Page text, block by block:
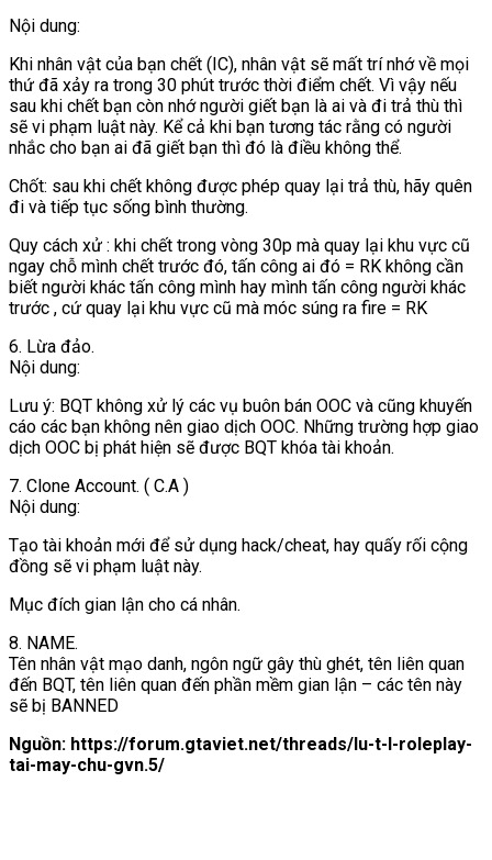
Nội dung:
Khi nhân vật của bạn chết (IC), nhân vật sẽ mất trí nhớ về mọi
thứ đã xảy ra trong 30 phút trước thời điểm chết. Vì vậy nếu
sau khi chết bạn còn nhớ người giết bạn là ai và đi trả thù thì
sẽ vi phạm luật này. Kể cả khi bạn tương tác rằng có người
nhắc cho bạn ai đã giết bạn thì đó là điều không thể.
Chốt: sau khi chết không được phép quay lại trả thù, hãy quên
đi và tiếp tục sống bình thường.
Quy cách xử : khi chết trong vòng 30p mà quay lại khu vực cũ
ngay chỗ mình chết trước đó, tấn công ai đó = RK không cần
biết người khác tấn công mình hay mình tấn công người khác
trước , cứ quay lại khu vực cũ mà móc súng ra fire = RK
6. Lừa đảo.
Nội dung:
Lưu ý: BQT không xử lý các vụ buôn bán OOC và cũng khuyến
cáo các bạn không nên giao dịch OOC. Những trường hợp giao
dịch OOC bị phát hiện sẽ được BQT khóa tài khoản.
7. Clone Account. ( C.A )
Nội dung:
Tạo tài khoản mới để sử dụng hack/cheat, hay quấy rối cộng
đồng sẽ vi phạm luật này.
Mục đích gian lận cho cá nhân.
8. NAME.
Tên nhân vật mạo danh, ngôn ngữ gây thù ghét, tên liên quan
đến BQT, tên liên quan đến phần mềm gian lận – các tên này
sẽ bị BANNED
Nguồn: https://forum.gtaviet.net/threads/lu-t-l-roleplay-
tai-may-chu-gvn.5/